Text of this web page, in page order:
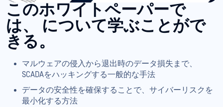
このホワイトペーパーで
は、
について学ぶことがで
きる。
マルウェアの侵入から退出時のデータ損失まで、
SCADAをハッキングする一般的な手法
データの安全性を確保することで、サイバーリスクを
最小化する方法